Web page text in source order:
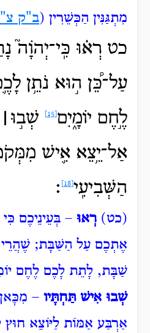
מִתְגַּנִּין הַכְּשֵׁרִין (ב"ק
כט רְא֗וּ כִּֽי־יְהֹוָה֮
עַל־כֵּ֠ן ה֣וּא נֹתֵ֥ן
לֶ֣חֶם יוֹמָ֑יִם
שְׁב֣וּ
אַל־יֵ֥צֵא אִ֛ישׁ
הַשְּׁבִיעִֽי
׃
(כט) רְאוּ – בְּעֵינֵיכֶם
אֶתְכֶם עַל הַשַּׁבָּת; שֶׁהֲרֵי
שַׁבָּת, לָתֵת לָכֶם לֶחֶם
שְׁבוּ אִישׁ תַּחְתָּיו –
אַרְבַּע אַמּוֹת לַיּוֹצֵא